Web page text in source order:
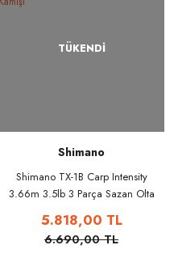
TÜKENDİ
Shimano
Shimano TX-1B Carp Intensity
3.66m 3.5lb 3 Parça Sazan Olta
5.818,00 TL
6.690,00 TL